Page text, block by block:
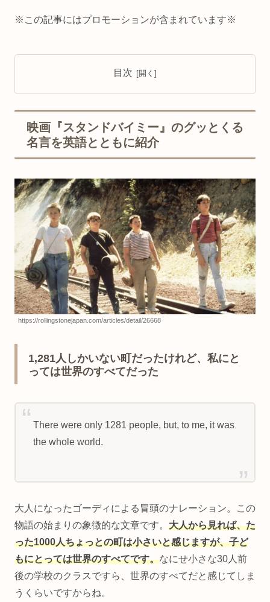
※この記事にはプロモーションが含まれています※
目次
映画『スタンドバイミー』のグッとくる
名言を英語とともに紹介
https://rollingstonejapan.com/articles/detail/26668
1,281人しかいない町だったけれど、私にと
っては世界のすべてだった
There were only 1281 people, but, to me, it was
the whole world.
大人になったゴーディによる冒頭のナレーション。この
物語の始まりの象徴的な文章です。 大人から見れば、た
った1000人ちょっとの町は小さいと感じますが、子ど
もにとっては世界のすべてです。なにせ小さな30人前
後の学校のクラスですら、世界のすべてだと感じてしま
うくらいですからね。